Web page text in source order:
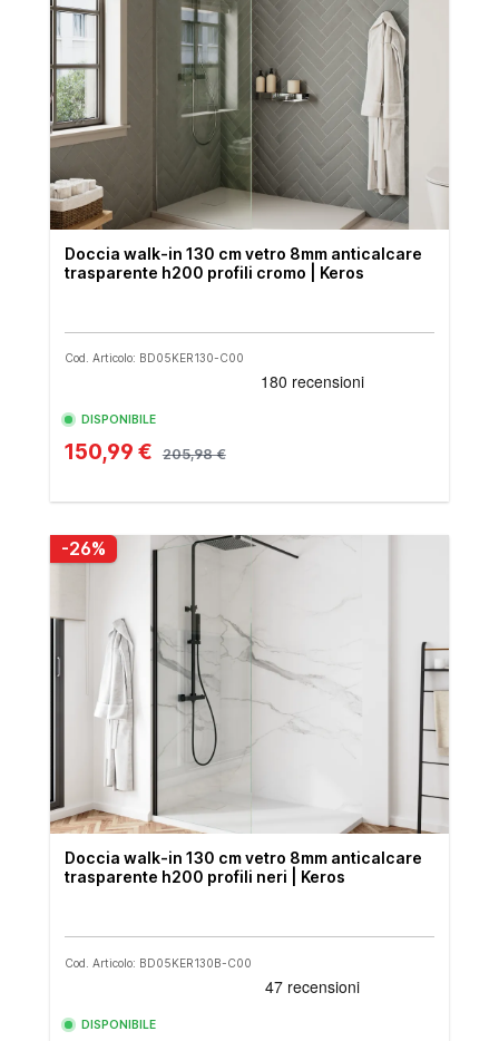
Doccia walk-in 130 cm vetro 8mm anticalcare
trasparente h200 profili cromo | Keros
Cod. Articolo: BD05KER130-C00
DISPONIBILE
150,99 € 205,98 €
-26%
Doccia walk-in 130 cm vetro 8mm anticalcare
trasparente h200 profili neri | Keros
Cod. Articolo: BD05KER130B-C00
DISPONIBILE